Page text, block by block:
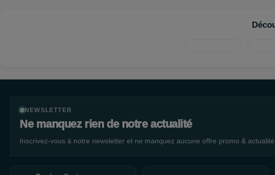
NEWSLETTER
Ne manquez rien de notre actualité
Inscrivez-vous à notre newsletter et ne manquez aucune offre promo & actualité.